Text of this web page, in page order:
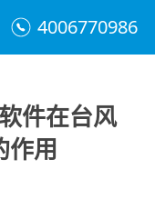
4006770986
件在台风
作用